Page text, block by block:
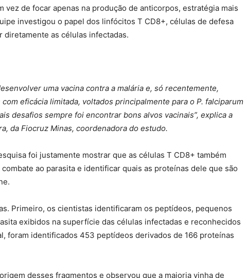
vez de focar apenas na produção de anticorpos, estratégia mais
investigou o papel dos linfócitos T CD8+, células de defesa
as células infectadas.
uma vacina contra a malária e, só recentemente,
eficácia limitada, voltados principalmente para o P. falciparum
desafios sempre foi encontrar bons alvos vacinais”, explica a
da Fiocruz Minas, coordenadora do estudo.
foi justamente mostrar que as células T CD8+ também
ao parasita e identificar quais as proteínas dele que são
Primeiro, os cientistas identificaram os peptídeos, pequenos
exibidos na superfície das células infectadas e reconhecidos
foram identificados 453 peptídeos derivados de 166 proteínas
desses fragmentos e observou que a maioria vinha de